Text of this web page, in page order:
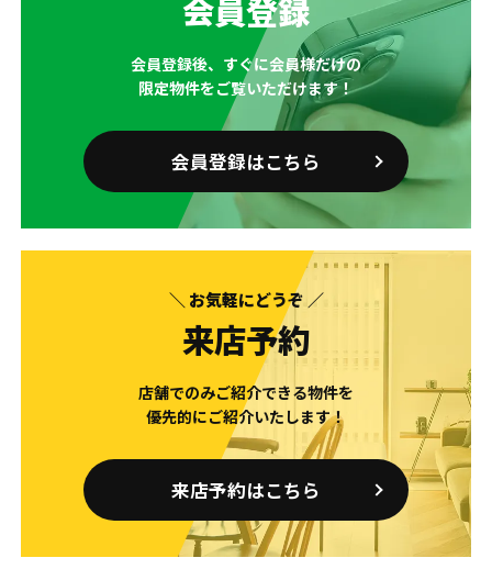
会員登録
会員登録後、すぐに会員様だけの
限定物件をご覧いただけます！
会員登録はこちら
＼ お気軽にどうぞ ／
来店予約
店舗でのみご紹介できる物件を
優先的にご紹介いたします！
来店予約はこちら